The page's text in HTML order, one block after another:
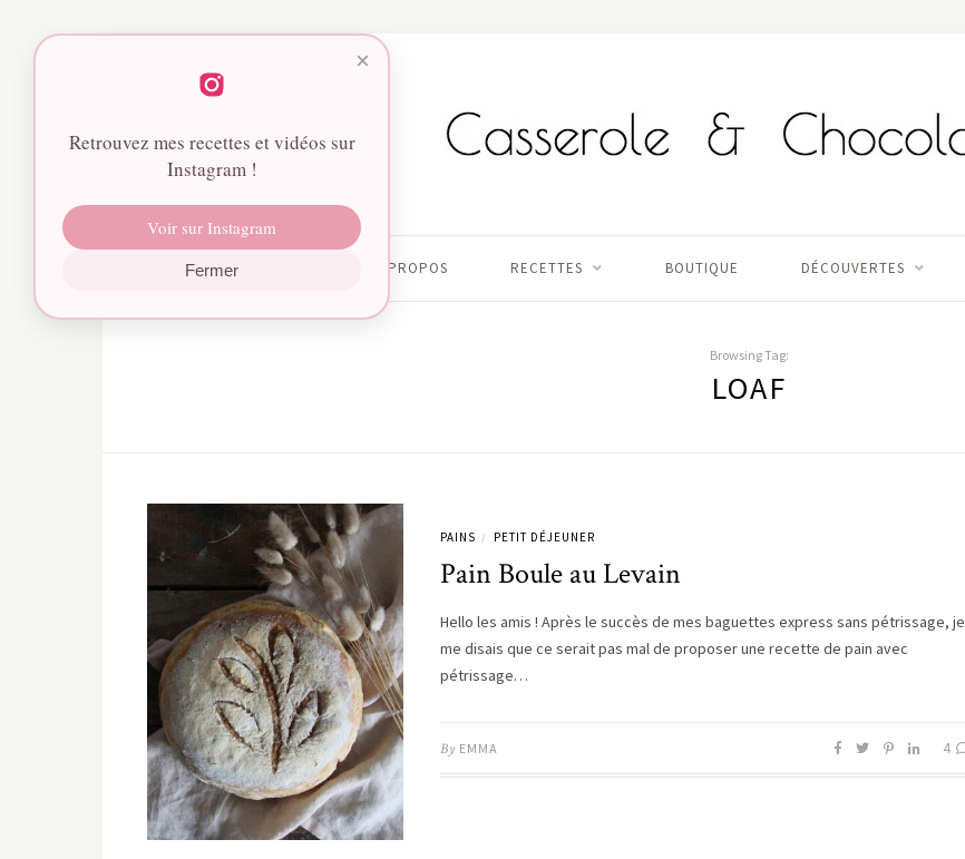
À PROPOS RECETTES BOUTIQUE DÉCOUVERTES
Browsing Tag:
LOAF
PAINS / PETIT DÉJEUNER
Pain Boule au Levain
Hello les amis ! Après le succès de mes baguettes express sans pétrissage, je
me disais que ce serait pas mal de proposer une recette de pain avec
pétrissage…
By EMMA 4
×
Retrouvez mes recettes et vidéos sur
Instagram !
Voir sur Instagram
Fermer